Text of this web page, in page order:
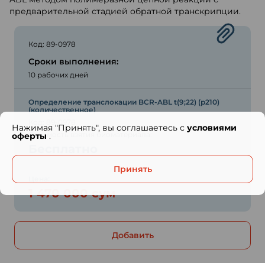
предварительной стадией обратной транскрипции.
Код: 89-0978
Сроки выполнения:
10 рабочих дней
Определение транслокации BCR-ABL t(9;22) (р210)
(количественное)
Стоимость взятия биоматериала:
1 470 000 сум
Добавить
Нажимая "Принять", вы соглашаетесь с условиями
оферты .
Принять